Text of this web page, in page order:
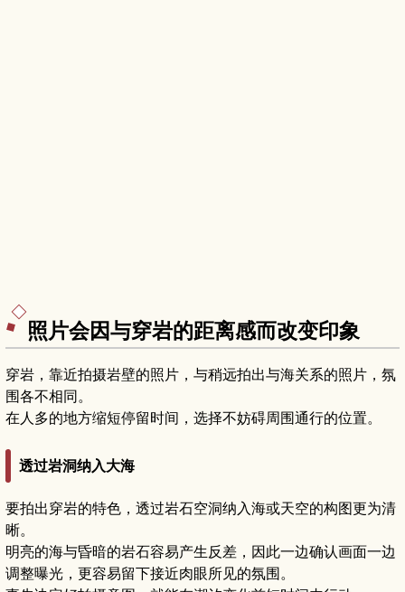
照片会因与穿岩的距离感而改变印象
穿岩，靠近拍摄岩壁的照片，与稍远拍出与海关系的照片，氛
围各不相同。
在人多的地方缩短停留时间，选择不妨碍周围通行的位置。
透过岩洞纳入大海
要拍出穿岩的特色，透过岩石空洞纳入海或天空的构图更为清
晰。
明亮的海与昏暗的岩石容易产生反差，因此一边确认画面一边
调整曝光，更容易留下接近肉眼所见的氛围。